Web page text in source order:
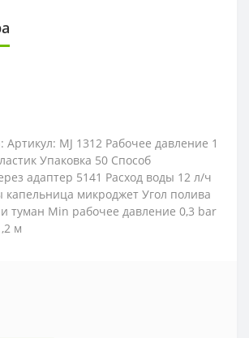
Артикул: MJ 1312 Рабочее давление 1
Упаковка 50 Способ
адаптер 5141 Расход воды 12 л/ч
микроджет Угол полива
туман Min рабочее давление 0,3 bar
м